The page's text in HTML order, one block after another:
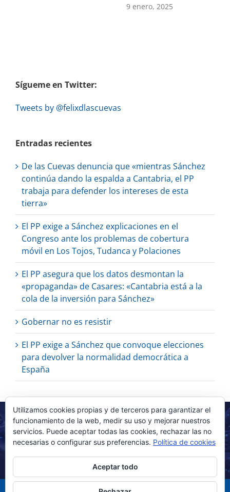
9 enero, 2025
Sígueme en Twitter:
Tweets by @felixdlascuevas
Entradas recientes
De las Cuevas denuncia que «mientras Sánchez
continúa dando la espalda a Cantabria, el PP
trabaja para defender los intereses de esta
tierra»
El PP exige a Sánchez explicaciones en el
Congreso ante los problemas de cobertura
móvil en Los Tojos, Tudanca y Polaciones
El PP asegura que los datos desmontan la
«propaganda» de Casares: «Cantabria está a la
cola de la inversión para Sánchez»
Gobernar no es resistir
El PP exige a Sánchez que convoque elecciones
para devolver la normalidad democrática a
España
Utilizamos cookies propias y de terceros para garantizar el
funcionamiento de la web, medir su uso y mejorar nuestros
servicios. Puede aceptar todas las cookies, rechazar las no
necesarias o configurar sus preferencias. Política de cookies
Aceptar todo